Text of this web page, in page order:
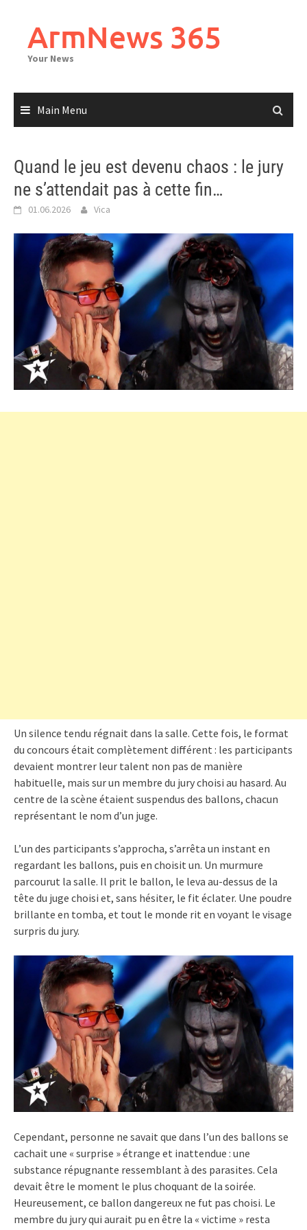
contentArmNews 365
Your News
Main Menu
Quand le jeu est devenu chaos : le jury
ne s’attendait pas à cette fin…
01.06.2026 Vica
Un silence tendu régnait dans la salle. Cette fois, le format
du concours était complètement différent : les participants
devaient montrer leur talent non pas de manière
habituelle, mais sur un membre du jury choisi au hasard. Au
centre de la scène étaient suspendus des ballons, chacun
représentant le nom d’un juge.
L’un des participants s’approcha, s’arrêta un instant en
regardant les ballons, puis en choisit un. Un murmure
parcourut la salle. Il prit le ballon, le leva au-dessus de la
tête du juge choisi et, sans hésiter, le fit éclater. Une poudre
brillante en tomba, et tout le monde rit en voyant le visage
surpris du jury.
Cependant, personne ne savait que dans l’un des ballons se
cachait une « surprise » étrange et inattendue : une
substance répugnante ressemblant à des parasites. Cela
devait être le moment le plus choquant de la soirée.
Heureusement, ce ballon dangereux ne fut pas choisi. Le
membre du jury qui aurait pu en être la « victime » resta